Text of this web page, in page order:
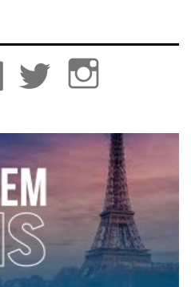
Facebook Twitter